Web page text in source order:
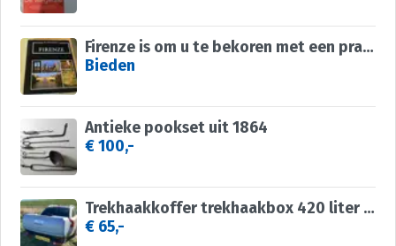
Firenze is om u te bekoren met een prachtige stad om te doen
Bieden
Antieke pookset uit 1864
€ 100,-
Trekhaakkoffer trekhaakbox 420 liter te huur
€ 65,-